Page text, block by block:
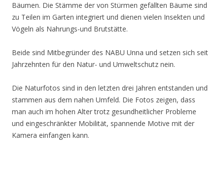
Bäumen. Die Stämme der von Stürmen gefällten Bäume sind
zu Teilen im Garten integriert und dienen vielen Insekten und
Vögeln als Nahrungs-und Brutstätte.
Beide sind Mitbegründer des NABU Unna und setzen sich seit
Jahrzehnten für den Natur- und Umweltschutz nein.
Die Naturfotos sind in den letzten drei Jahren entstanden und
stammen aus dem nahen Umfeld. Die Fotos zeigen, dass
man auch im hohen Alter trotz gesundheitlicher Probleme
und eingeschränkter Mobilität, spannende Motive mit der
Kamera einfangen kann.